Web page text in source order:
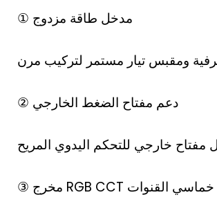
① مدخل طاقة مزدوج
ومقبس تيار مستمر لتركيب مرن
② دعم مفتاح الضغط الخارجي
مفتاح خارجي للتحكم اليدوي المريح
③ مخرج RGB CCT خماسي القنوات